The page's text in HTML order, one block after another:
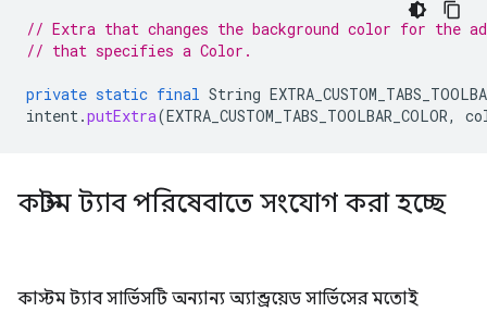
// Extra that changes the background color for the
// that specifies a Color.
private static final String
intent.putExtra(EXTRA_CUSTOM_TABS_TOOLBAR_COLOR,
কাস্টম ট্যাব পরিষেবাতে সংযোগ করা হচ্ছে
কাস্টম ট্যাব সার্ভিসটি অন্যান্য অ্যান্ড্রয়েড সার্ভিসের মতোই